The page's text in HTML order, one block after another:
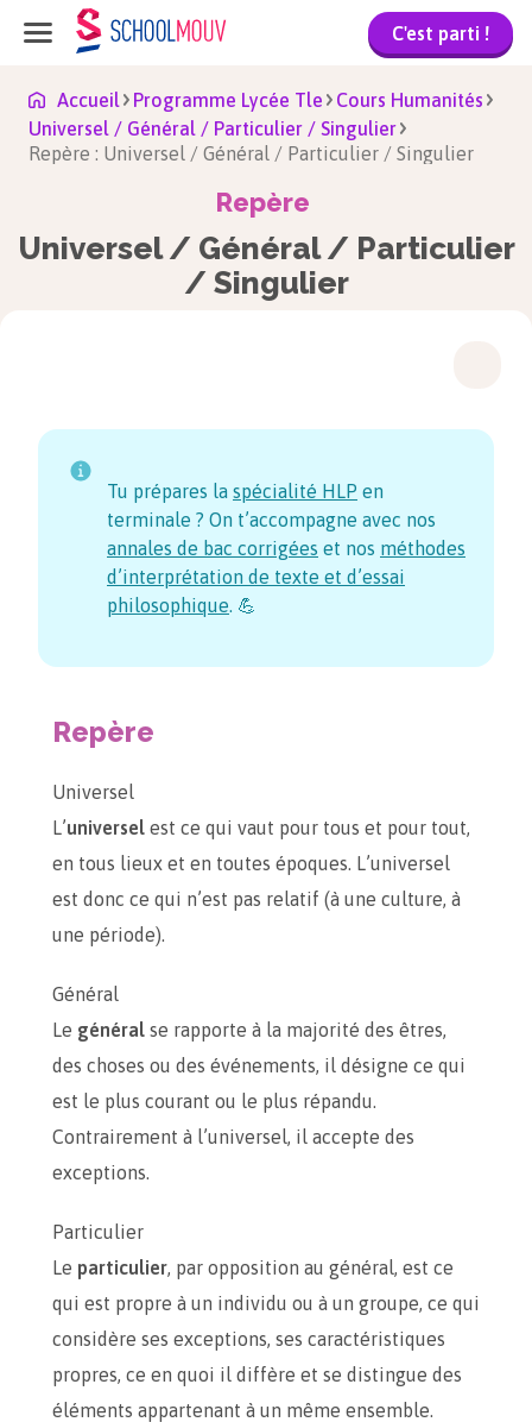
C'est parti !
Accueil Programme Lycée Tle
Cours Humanités
Universel / Général / Particulier / Singulier
Repère : Universel / Général / Particulier / Singulier
Repère
Universel / Général / Particulier
/ Singulier
Tu prépares la spécialité HLP en
terminale ? On t’accompagne avec nos
annales de bac corrigées et nos méthodes
d’interprétation de texte et d’essai
philosophique. 💪
Repère
Universel
L’universel est ce qui vaut pour tous et pour tout,
en tous lieux et en toutes époques. L’universel
est donc ce qui n’est pas relatif (à une culture, à
une période).
Général
Le général se rapporte à la majorité des êtres,
des choses ou des événements, il désigne ce qui
est le plus courant ou le plus répandu.
Contrairement à l’universel, il accepte des
exceptions.
Particulier
Le particulier, par opposition au général, est ce
qui est propre à un individu ou à un groupe, ce qui
considère ses exceptions, ses caractéristiques
propres, ce en quoi il diffère et se distingue des
éléments appartenant à un même ensemble.